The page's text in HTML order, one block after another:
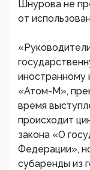
Шнурова не
от
иностранному
«Атом-М»,
время
происходит
закона «О
Федерации»,
субаренды из